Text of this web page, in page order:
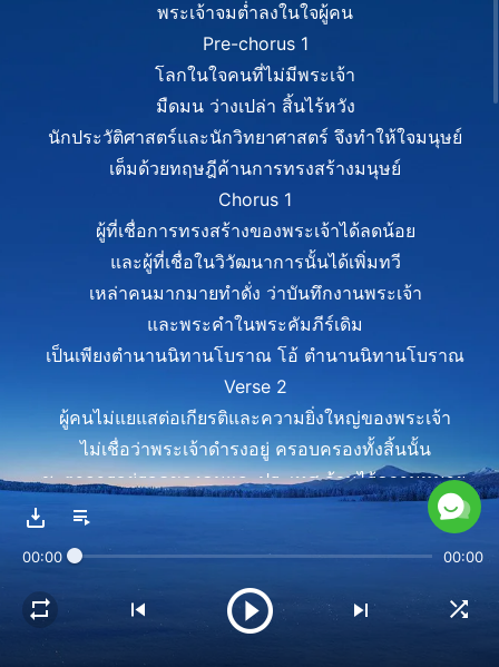
พระเจ้าจมต่ำลงในใจผู้คน
Pre-chorus 1
โลกในใจคนที่ไม่มีพระเจ้า
มืดมน ว่างเปล่า สิ้นไร้หวัง
นักประวัติศาสตร์และนักวิทยาศาสตร์ จึงทำให้ใจมนุษย์
เต็มด้วยทฤษฎีค้านการทรงสร้างมนุษย์
Chorus 1
ผู้ที่เชื่อการทรงสร้างของพระเจ้าได้ลดน้อย
และผู้ที่เชื่อในวิวัฒนาการนั้นได้เพิ่มทวี
เหล่าคนมากมายทำดั่ง ว่าบันทึกงานพระเจ้า
และพระคำในพระคัมภีร์เดิม
เป็นเพียงตำนานนิทานโบราณ โอ้ ตำนานนิทานโบราณ
Verse 2
ผู้คนไม่แยแสต่อเกียรติและความยิ่งใหญ่ของพระเจ้า
ไม่เชื่อว่าพระเจ้าดำรงอยู่ ครอบครองทั้งสิ้นนั้น
ชะตาการอยู่รอดของคนและประเทศ ล้วนไร้ความหมาย.
หรือหวนกลับมามองว่าพระองค์
เป็นประธานเตรียมบั้นปลายคนได้อย่างไร
00:00 00:00